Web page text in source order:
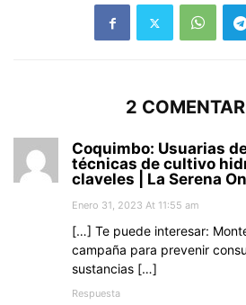
2
Coquimbo: Usuarias
técnicas de cultivo
claveles | La Serena
Enero 31, 2023 At 11:55 am
[…] Te puede interesar:
campaña para prevenir
sustancias […]
Respuesta